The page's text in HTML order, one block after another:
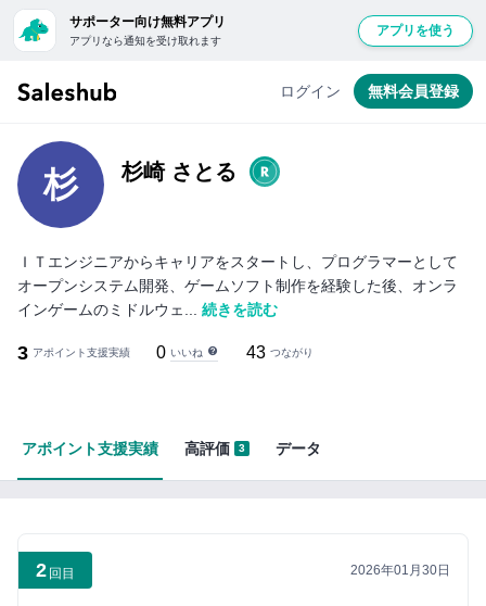
サポーター向け無料アプリ
アプリなら通知を受け取れます
アプリを使う
ログイン 無料会員登録
杉 杉崎 さとる
ＩＴエンジニアからキャリアをスタートし、プログラマーとして
オープンシステム開発、ゲームソフト制作を経験した後、オンラ
インゲームのミドルウェ...
続きを読む
3 アポイント支援実績 0 いいね 43 つながり
アポイント支援実績 高評価 3 データ
2 回目 2026年01月30日
無
料
員
登
録
し
グ
ン
と
で